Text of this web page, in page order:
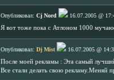
Опубликовал: Cj Nord
16.07.2005 @
Я вот тоже пока с Атлоном 1000
Опубликовал: Dj Mist
16.07.2005 @
После моей рекламы : Эта самый
Все стали делать свою рекламу.Меняй